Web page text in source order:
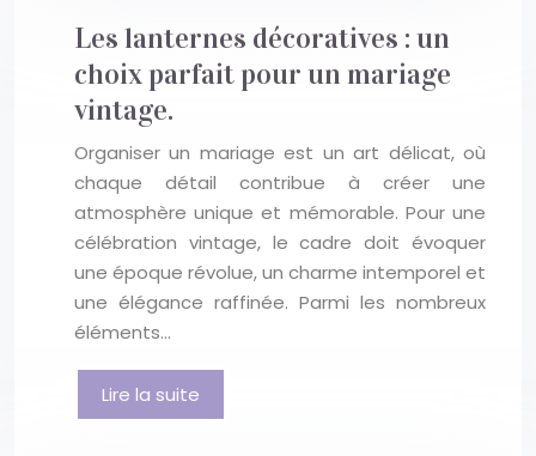
Les lanternes décoratives : un
choix parfait pour un mariage
vintage.
Organiser un mariage est un art délicat, où
chaque détail contribue à créer une
atmosphère unique et mémorable. Pour une
célébration vintage, le cadre doit évoquer
une époque révolue, un charme intemporel et
une élégance raffinée. Parmi les nombreux
éléments…
Lire la suite